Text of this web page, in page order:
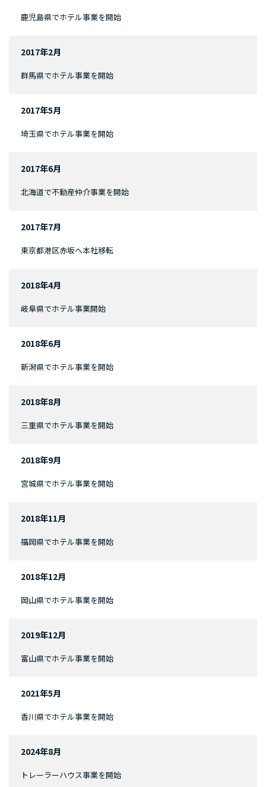
鹿児島県でホテル事業を開始
2017年2月
群馬県でホテル事業を開始
2017年5月
埼玉県でホテル事業を開始
2017年6月
北海道で不動産仲介事業を開始
2017年7月
東京都港区赤坂へ本社移転
2018年4月
岐阜県でホテル事業開始
2018年6月
新潟県でホテル事業を開始
2018年8月
三重県でホテル事業を開始
2018年9月
宮城県でホテル事業を開始
2018年11月
福岡県でホテル事業を開始
2018年12月
岡山県でホテル事業を開始
2019年12月
富山県でホテル事業を開始
2021年5月
香川県でホテル事業を開始
2024年8月
トレーラーハウス事業を開始